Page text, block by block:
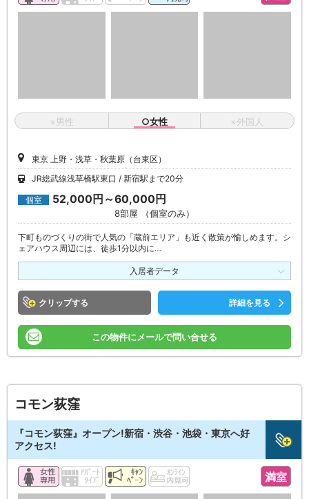
×男性 ○女性 ×外国人
東京 上野・浅草・秋葉原（台東区）
JR総武線浅草橋駅東口
新宿駅まで20分
個室 52,000円～60,000円
8部屋 （個室のみ）
下町ものづくりの街で人気の「蔵前エリア」も近く散策が愉しめます。シ
ェアハウス周辺には、徒歩1分以内に…
入居者データ
クリップ 詳細を見る
この物件にメールで問い合せる
コモン荻窪
『コモン荻窪』オープン!新宿・渋谷・池袋・東京へ好
アクセス!
満室